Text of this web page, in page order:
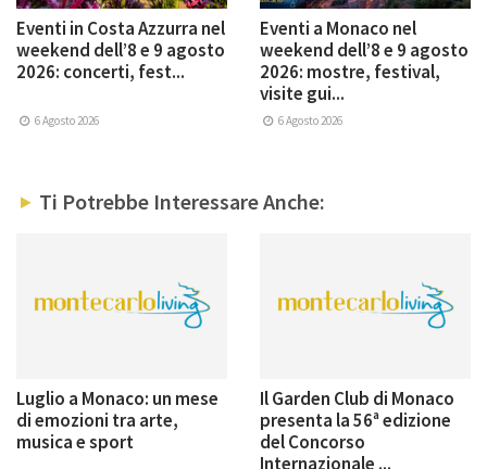
Eventi in Costa Azzurra nel
weekend dell’8 e 9 agosto
2026: concerti, fest...
6 Agosto 2026
Eventi a Monaco nel
weekend dell’8 e 9 agosto
2026: mostre, festival,
visite gui...
6 Agosto 2026
Ti Potrebbe Interessare Anche:
Luglio a Monaco: un mese
di emozioni tra arte,
musica e sport
Il Garden Club di Monaco
presenta la 56ª edizione
del Concorso
Internazionale ...